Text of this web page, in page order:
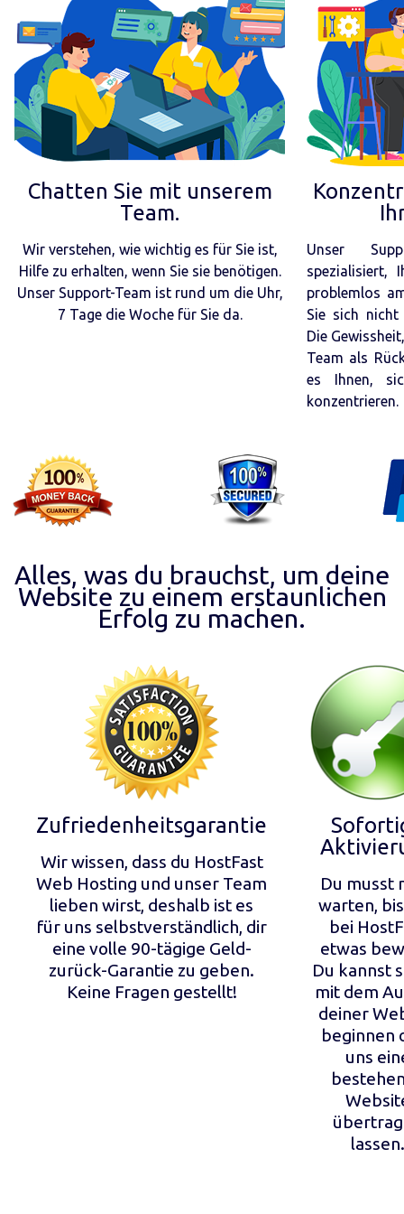
Chatten Sie mit unserem
Team.
Wir verstehen, wie wichtig es für Sie ist,
Hilfe zu erhalten, wenn Sie sie benötigen.
Unser Support-Team ist rund um die Uhr,
7 Tage die Woche für Sie da.
Unser
spezialisiert,
problemlos
Sie sich nicht
Die
Team als
es Ihnen,
konzentrieren.
Alles, was du brauchst, um deine
Website zu einem erstaunlichen
Erfolg zu machen.
Zufriedenheitsgarantie
Wir wissen, dass du HostFast
Web Hosting und unser Team
lieben wirst, deshalb ist es
für uns selbstverständlich, dir
eine volle 90-tägige Geld-
zurück-Garantie zu geben.
Keine Fragen gestellt!
Du musst
warten,
bei
etwas
Du kannst
mit dem
deiner
beginnen
uns
lassen.